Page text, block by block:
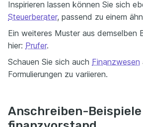
Inspirieren lassen können Sie sich
Steuerberater, passend zu einem
Ein weiteres Muster aus demselben
hier: Prufer.
Schauen Sie sich auch Finanzwesen
Formulierungen zu variieren.
Anschreiben-